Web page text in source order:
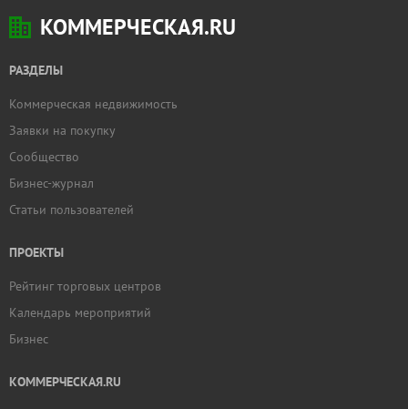
КОММЕРЧЕСКАЯ.RU
РАЗДЕЛЫ
Коммерческая недвижимость
Заявки на покупку
Сообщество
Бизнес-журнал
Статьи пользователей
ПРОЕКТЫ
Рейтинг торговых центров
Календарь мероприятий
Бизнес
КОММЕРЧЕСКАЯ.RU